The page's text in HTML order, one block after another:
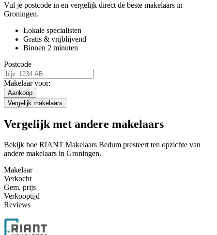
Vul je postcode in en vergelijk direct de beste makelaars in
Groningen.
Lokale specialisten
Gratis & vrijblijvend
Binnen 2 minuten
Postcode
Makelaar voor:
Aankoop
Vergelijk makelaars
Vergelijk met andere makelaars
Bekijk hoe RIANT Makelaars Bedum presteert ten opzichte van
andere makelaars in Groningen.
Makelaar
Verkocht
Gem. prijs
Verkooptijd
Reviews